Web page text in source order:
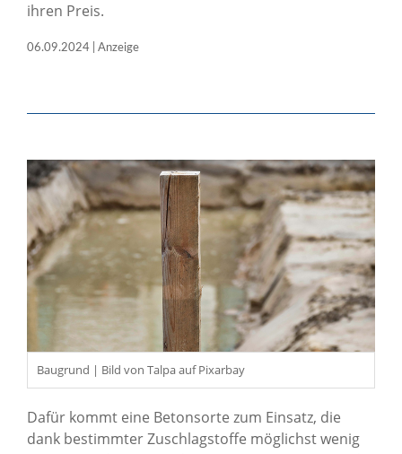
ihren Preis.
06.09.2024 | Anzeige
Baugrund | Bild von Talpa auf Pixarbay
Dafür kommt eine Betonsorte zum Einsatz, die
dank bestimmter Zuschlagstoffe möglichst wenig